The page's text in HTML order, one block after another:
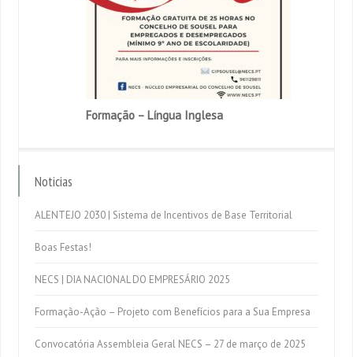
Formação – Língua Inglesa
Noticias
ALENTEJO 2030 | Sistema de Incentivos de Base Territorial
Boas Festas!
NECS | DIA NACIONAL DO EMPRESÁRIO 2025
Formação-Ação – Projeto com Benefícios para a Sua Empresa
Convocatória Assembleia Geral NECS – 27 de março de 2025